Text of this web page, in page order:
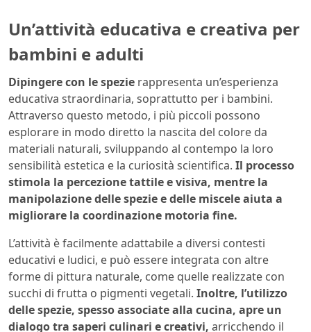
Un’attività educativa e creativa per
bambini e adulti
Dipingere con le spezie rappresenta un’esperienza
educativa straordinaria, soprattutto per i bambini.
Attraverso questo metodo, i più piccoli possono
esplorare in modo diretto la nascita del colore da
materiali naturali, sviluppando al contempo la loro
sensibilità estetica e la curiosità scientifica. Il processo
stimola la percezione tattile e visiva, mentre la
manipolazione delle spezie e delle miscele aiuta a
migliorare la coordinazione motoria fine.
L’attività è facilmente adattabile a diversi contesti
educativi e ludici, e può essere integrata con altre
forme di pittura naturale, come quelle realizzate con
succhi di frutta o pigmenti vegetali. Inoltre, l’utilizzo
delle spezie, spesso associate alla cucina, apre un
dialogo tra saperi culinari e creativi, arricchendo il